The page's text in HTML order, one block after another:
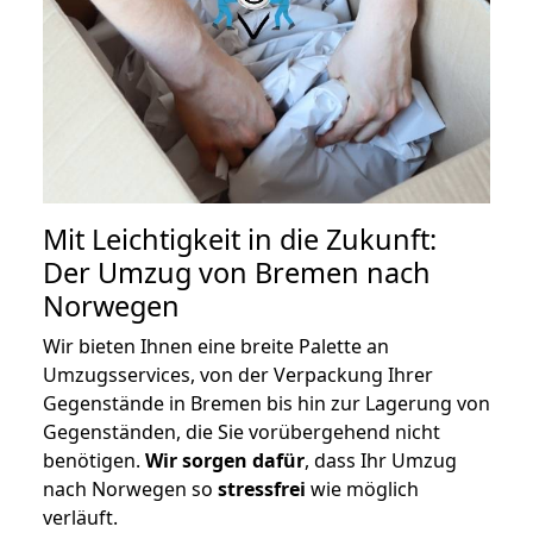
Mit Leichtigkeit in die Zukunft:
Der Umzug von Bremen nach
Norwegen
Wir bieten Ihnen eine breite Palette an
Umzugsservices, von der Verpackung Ihrer
Gegenstände in Bremen bis hin zur Lagerung von
Gegenständen, die Sie vorübergehend nicht
benötigen. Wir sorgen dafür, dass Ihr Umzug
nach Norwegen so stressfrei wie möglich
verläuft.